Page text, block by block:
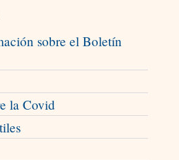
sobre el Boletín
la Covid